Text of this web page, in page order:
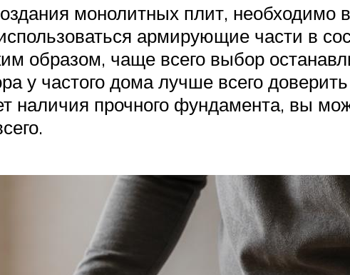
монолитных плит, необходимо
армирующие части в
образом, чаще всего выбор
у частого дома лучше всего
наличия прочного фундамента, вы